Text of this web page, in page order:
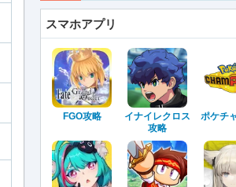
スマホアプリ
FGO攻略
イナイレクロス
攻略
ポケチ